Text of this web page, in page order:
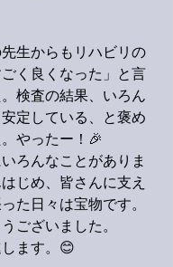
生からもリハビリの
く良くなった」と言
検査の結果、いろん
定している、と褒め
やったー！🎉
ろんなことがありま
じめ、皆さんに支え
た日々は宝物です。
ございました。
ます。😊